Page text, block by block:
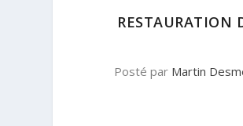
RESTAURATION
Posté par Martin